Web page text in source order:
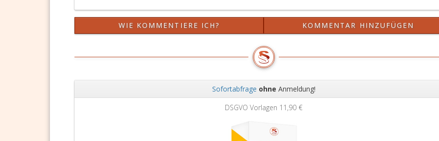
WIE KOMMENTIERE ICH? KOMMENTAR HINZUFÜGEN
Sofortabfrage ohne Anmeldung!
DSGVO Vorlagen 11,90 €